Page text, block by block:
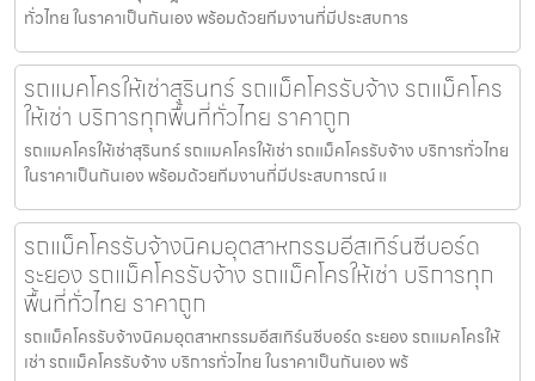
ทั่วไทย ในราคาเป็นกันเอง พร้อมด้วยทีมงานที่มีประสบการ
รถแมคโครให้เช่าสุรินทร์ รถแม็คโครรับจ้าง รถแม็คโคร
ให้เช่า บริการทุกพื้นที่ทั่วไทย ราคาถูก
รถแมคโครให้เช่าสุรินทร์ รถแมคโครให้เช่า รถแม็คโครรับจ้าง บริการทั่วไทย
ในราคาเป็นกันเอง พร้อมด้วยทีมงานที่มีประสบการณ์ แ
รถแม็คโครรับจ้างนิคมอุตสาหกรรมอีสเทิร์นซีบอร์ด
ระยอง รถแม็คโครรับจ้าง รถแม็คโครให้เช่า บริการทุก
พื้นที่ทั่วไทย ราคาถูก
รถแม็คโครรับจ้างนิคมอุตสาหกรรมอีสเทิร์นซีบอร์ด ระยอง รถแมคโครให้
เช่า รถแม็คโครรับจ้าง บริการทั่วไทย ในราคาเป็นกันเอง พร้